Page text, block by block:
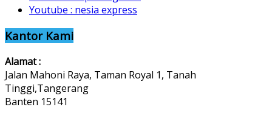
Youtube : nesia express
Kantor Kami
Alamat :
Jalan Mahoni Raya, Taman Royal 1, Tanah
Tinggi,Tangerang
Banten 15141